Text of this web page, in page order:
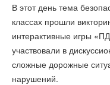
В этот день тема
классах прошли
интерактивные игры
участвовали в
сложные дорожные
нарушений.